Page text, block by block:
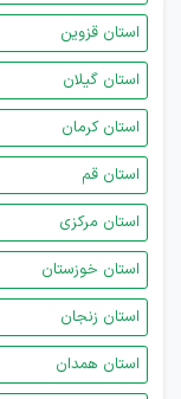
استان قزوین
استان گیلان
استان کرمان
استان قم
استان مرکزی
استان خوزستان
استان زنجان
استان همدان